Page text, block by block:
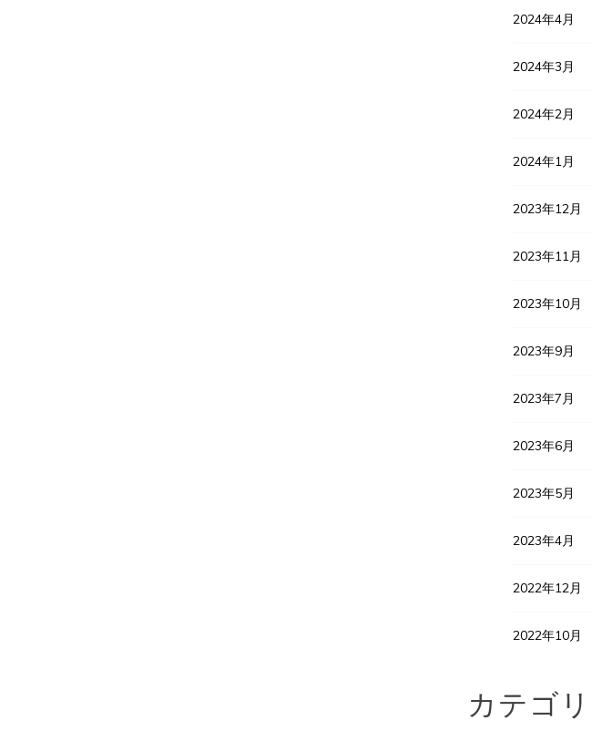
2024年4月
2024年3月
2024年2月
2024年1月
2023年12月
2023年11月
2023年10月
2023年9月
2023年7月
2023年6月
2023年5月
2023年4月
2022年12月
2022年10月
カテゴ